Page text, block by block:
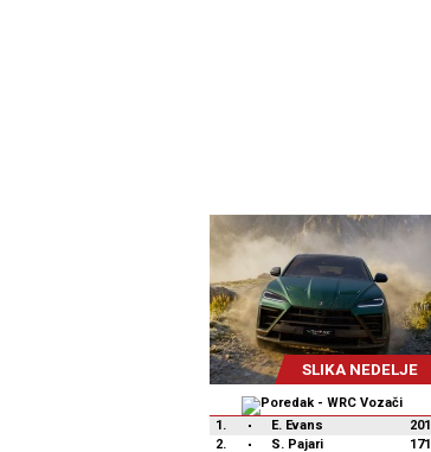
SLIKA NEDELJE
1. E. Evans
201
2.
S. Pajari 171